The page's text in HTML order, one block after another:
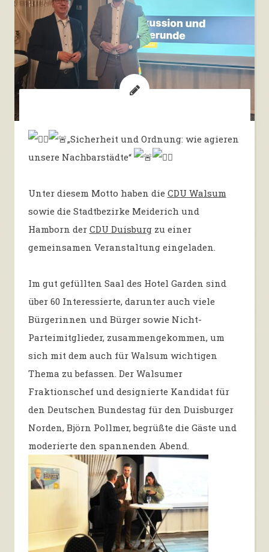
„Sicherheit und Ordnung: wie agieren
unsere Nachbarstädte“
Unter diesem Motto haben die CDU Walsum
sowie die Stadtbezirke Meiderich und
Hamborn der CDU Duisburgzu einer
gemeinsamen Veranstaltung eingeladen.
Im gut gefüllten Saal des Hotel Garden sind
über 60 Interessierte, darunter auch viele
Bürgerinnen und Bürger sowie Nicht-
Parteimitglieder, zusammengekommen, um
sich mit dem auch für Walsum wichtigen
Thema zu befassen. Der Walsumer
Fraktionschef und designierte Kandidat für
den Deutschen Bundestag für den Duisburger
Norden, Björn Pollmer, begrüßte die Gäste und
moderierte den spannenden Abend.